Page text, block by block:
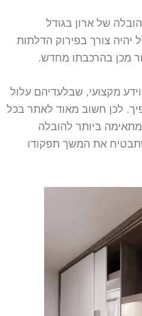
של ארון בגודל
יהיה צורך בפירוק הדלתות
מכן בהרכבתו מחדש.
וידע מקצועי, שבלעדיהם עלול
לכן חשוב מאוד לאתר בכל
ביותר להובלה
את המשך תפקודו